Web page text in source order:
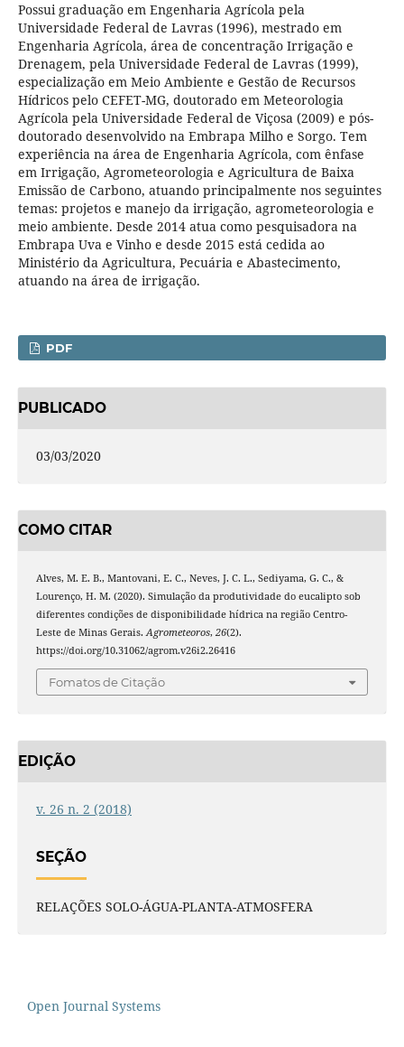
Possui graduação em Engenharia Agrícola pela
Universidade Federal de Lavras (1996), mestrado em
Engenharia Agrícola, área de concentração Irrigação e
Drenagem, pela Universidade Federal de Lavras (1999),
especialização em Meio Ambiente e Gestão de Recursos
Hídricos pelo CEFET-MG, doutorado em Meteorologia
Agrícola pela Universidade Federal de Viçosa (2009) e pós-
doutorado desenvolvido na Embrapa Milho e Sorgo. Tem
experiência na área de Engenharia Agrícola, com ênfase
em Irrigação, Agrometeorologia e Agricultura de Baixa
Emissão de Carbono, atuando principalmente nos seguintes
temas: projetos e manejo da irrigação, agrometeorologia e
meio ambiente. Desde 2014 atua como pesquisadora na
Embrapa Uva e Vinho e desde 2015 está cedida ao
Ministério da Agricultura, Pecuária e Abastecimento,
atuando na área de irrigação.
PDF
PUBLICADO
03/03/2020
COMO CITAR
Alves, M. E. B., Mantovani, E. C., Neves, J. C. L., Sediyama, G. C., &
Lourenço, H. M. (2020). Simulação da produtividade do eucalipto sob
diferentes condições de disponibilidade hídrica na região Centro-
Leste de Minas Gerais.Agrometeoros, 26(2).
https://doi.org/10.31062/agrom.v26i2.26416
Fomatos de Citação
EDIÇÃO
v. 26 n. 2 (2018)
SEÇÃO
RELAÇÕES SOLO-ÁGUA-PLANTA-ATMOSFERA
Open Journal Systems